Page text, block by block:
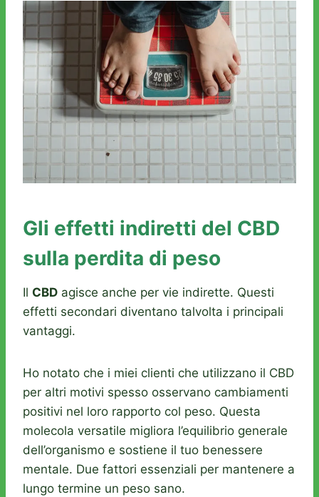
Gli effetti indiretti del CBD
sulla perdita di peso
Il CBD agisce anche per vie indirette. Questi
effetti secondari diventano talvolta i principali
vantaggi.
Ho notato che i miei clienti che utilizzano il CBD
per altri motivi spesso osservano cambiamenti
positivi nel loro rapporto col peso. Questa
molecola versatile migliora l’equilibrio generale
dell’organismo e sostiene il tuo benessere
mentale. Due fattori essenziali per mantenere a
lungo termine un peso sano.